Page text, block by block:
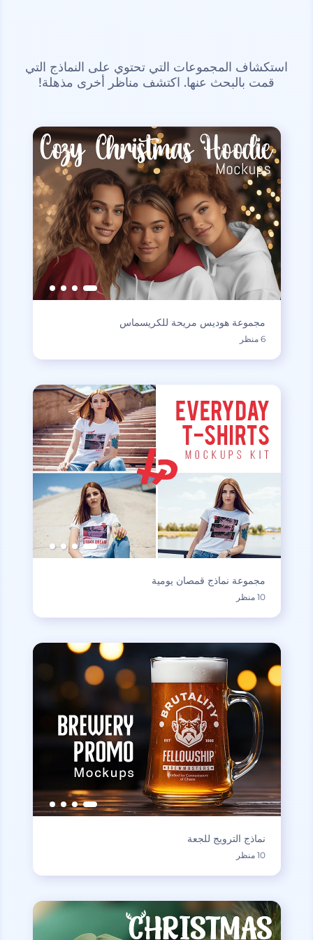
استكشاف المجموعات التي تحتوي على النماذج التي
قمت بالبحث عنها. اكتشف مناظر أخرى مذهلة!
مجموعة هوديس مريحة للكريسماس
6 منظر
مجموعة نماذج قمصان يومية
10 منظر
نماذج الترويج للجعة
10 منظر